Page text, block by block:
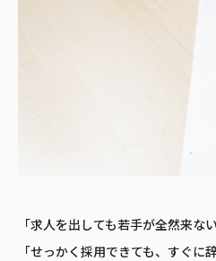
「求人を出しても若手が全然来な
「せっかく採用できても、すぐに